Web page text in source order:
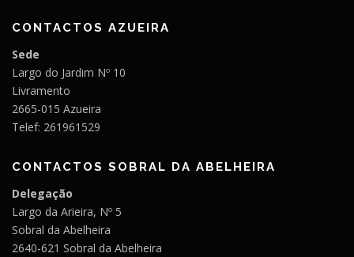
CONTACTOS AZUEIRA
Sede
Largo do Jardim Nº 10
Livramento
2665-015 Azueira
Telef: 261961529
CONTACTOS SOBRAL DA ABELHEIRA
Delegação
Largo da Arieira, Nº 5
Sobral da Abelheira
2640-621 Sobral da Abelheira